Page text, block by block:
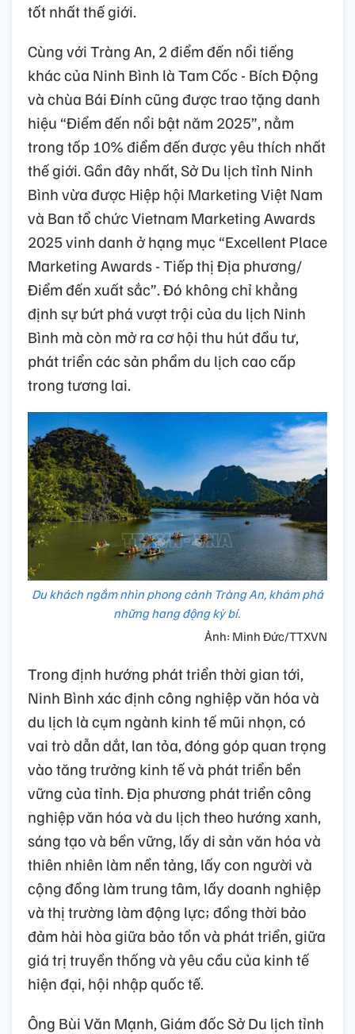
tốt nhất thế giới.
Cùng với Tràng An, 2 điểm đến nổi tiếng
khác của Ninh Bình là Tam Cốc - Bích Động
và chùa Bái Đính cũng được trao tặng danh
hiệu “Điểm đến nổi bật năm 2025”, nằm
trong tốp 10% điểm đến được yêu thích nhất
thế giới. Gần đây nhất, Sở Du lịch tỉnh Ninh
Bình vừa được Hiệp hội Marketing Việt Nam
và Ban tổ chức Vietnam Marketing Awards
2025 vinh danh ở hạng mục “Excellent Place
Marketing Awards - Tiếp thị Địa phương/
Điểm đến xuất sắc”. Đó không chỉ khẳng
định sự bứt phá vượt trội của du lịch Ninh
Bình mà còn mở ra cơ hội thu hút đầu tư,
phát triển các sản phẩm du lịch cao cấp
trong tương lai.
Du khách ngắm nhìn phong cảnh Tràng An, khám phá
những hang động kỳ bí.
Ảnh: Minh Đức/TTXVN
Trong định hướng phát triển thời gian tới,
Ninh Bình xác định công nghiệp văn hóa và
du lịch là cụm ngành kinh tế mũi nhọn, có
vai trò dẫn dắt, lan tỏa, đóng góp quan trọng
vào tăng trưởng kinh tế và phát triển bền
vững của tỉnh. Địa phương phát triển công
nghiệp văn hóa và du lịch theo hướng xanh,
sáng tạo và bền vững, lấy di sản văn hóa và
thiên nhiên làm nền tảng, lấy con người và
cộng đồng làm trung tâm, lấy doanh nghiệp
và thị trường làm động lực; đồng thời bảo
đảm hài hòa giữa bảo tồn và phát triển, giữa
giá trị truyền thống và yêu cầu của kinh tế
hiện đại, hội nhập quốc tế.
Ông Bùi Văn Mạnh, Giám đốc Sở Du lịch tỉnh